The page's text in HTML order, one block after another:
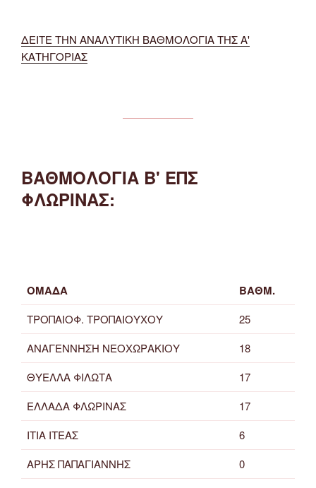
ΔΕΙΤΕ ΤΗΝ ΑΝΑΛΥΤΙΚΗ ΒΑΘΜΟΛΟΓΙΑ ΤΗΣ Α'
ΚΑΤΗΓΟΡΙΑΣ
ΒΑΘΜΟΛΟΓΙΑ Β' ΕΠΣ
ΦΛΩΡΙΝΑΣ:
ΟΜΑΔΑ ΒΑΘΜ.
ΤΡΟΠΑΙΟΦ. ΤΡΟΠΑΙΟΥΧΟΥ
25
ΑΝΑΓΕΝΝΗΣΗ ΝΕΟΧΩΡΑΚΙΟΥ
18
ΘΥΕΛΛΑ ΦΙΛΩΤΑ
17
ΕΛΛΑΔΑ ΦΛΩΡΙΝΑΣ
17
ΙΤΙΑ ΙΤΕΑΣ
6
ΑΡΗΣ ΠΑΠΑΓΙΑΝΝΗΣ
0